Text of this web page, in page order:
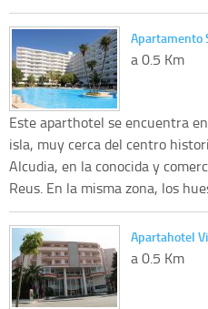
Apartamento
a 0.5 Km
Este aparthotel se encuentra
isla, muy cerca del centro
Alcudia, en la conocida y
Reus. En la misma zona, los
Apartahotel
a 0.5 Km